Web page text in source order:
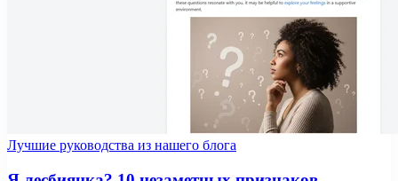
Лучшие руководства из нашего блога